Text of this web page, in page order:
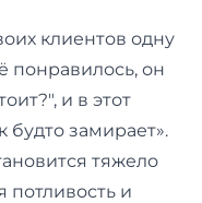
клиентов одну
понравилось, он
и в этот
будто замирает».
тяжело
потливость и